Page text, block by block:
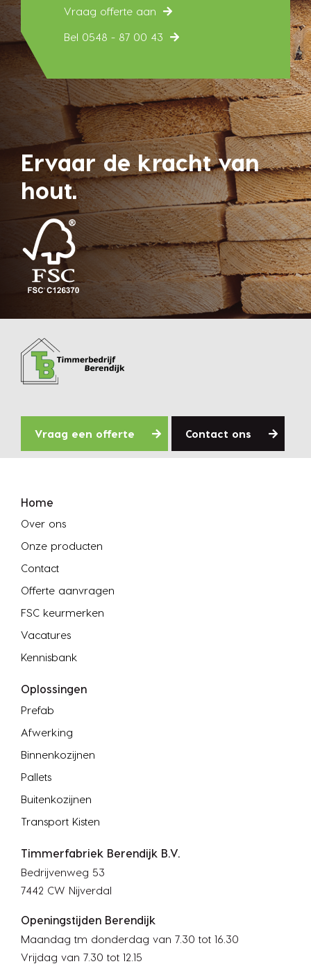
Vraag offerte aan
Bel 0548 - 87 00 43
Ervaar de kracht van
hout.
Vraag een offerte Contact ons
Home
Over ons
Onze producten
Contact
Offerte aanvragen
FSC keurmerken
Vacatures
Kennisbank
Oplossingen
Prefab
Afwerking
Binnenkozijnen
Pallets
Buitenkozijnen
Transport Kisten
Timmerfabriek Berendijk B.V.
Bedrijvenweg 53
7442 CW Nijverdal
Openingstijden Berendijk
Maandag tm donderdag van 7.30 tot 16.30
Vrijdag van 7.30 tot 12.15